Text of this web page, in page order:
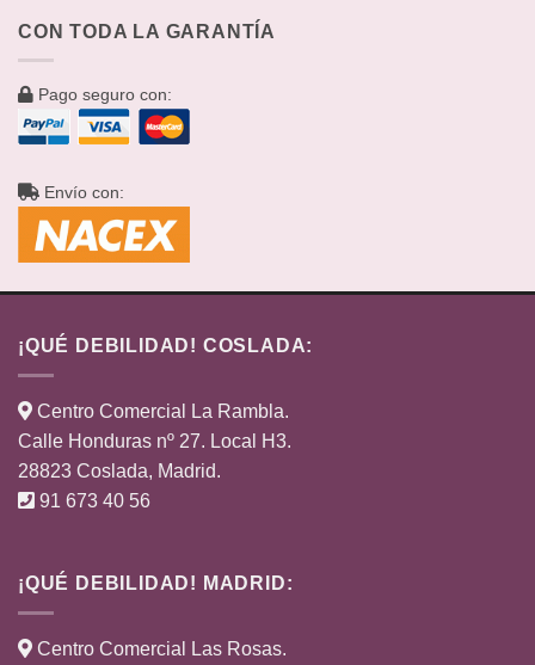
CON TODA LA GARANTÍA
Pago seguro con:
Envío con:
¡QUÉ DEBILIDAD! COSLADA:
Centro Comercial La Rambla.
Calle Honduras nº 27. Local H3.
28823 Coslada, Madrid.
91 673 40 56
¡QUÉ DEBILIDAD! MADRID:
Centro Comercial Las Rosas.